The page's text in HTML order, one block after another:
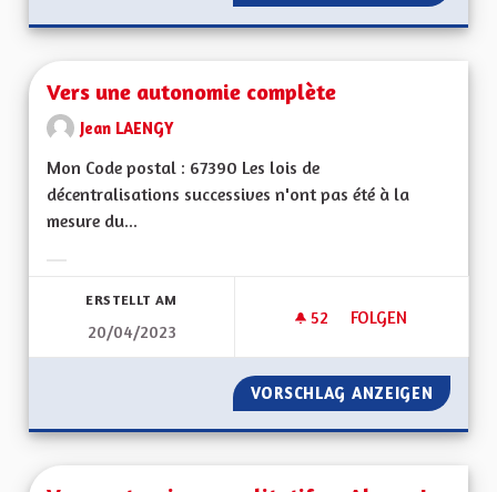
Vers une autonomie complète
Jean LAENGY
Mon Code postal : 67390 Les lois de
décentralisations successives n'ont pas été à la
mesure du...
ERSTELLT AM
20/04/2023
52 52 FOLLOWER
FOLGEN
VERS UNE
VORSCHLAG ANZEIGEN VERS